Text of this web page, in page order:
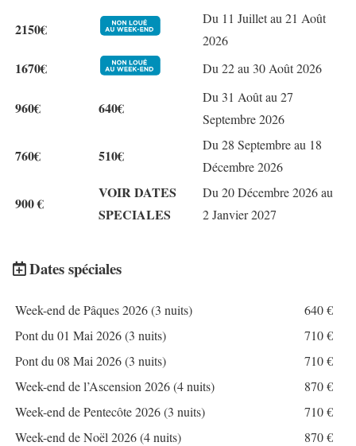
2150€
Du 11 Juillet au 21 Août
2026
1670€ Du 22 au 30 Août 2026
960€ 640€
Du 31 Août au 27
Septembre 2026
760€ 510€
Du 28 Septembre au 18
Décembre 2026
900 €
VOIR DATES
SPECIALES
Du 20 Décembre 2026 au
2 Janvier 2027
Dates spéciales
Week-end de Pâques 2026 (3 nuits)
640 €
Pont du 01 Mai 2026 (3 nuits)
710 €
Pont du 08 Mai 2026 (3 nuits)
710 €
Week-end de l’Ascension 2026 (4 nuits)
870 €
Week-end de Pentecôte 2026 (3 nuits)
710 €
Week-end de Noël 2026 (4 nuits)
870 €